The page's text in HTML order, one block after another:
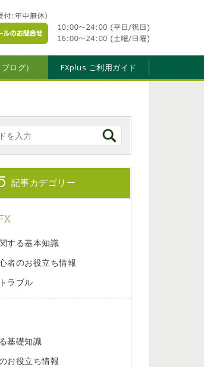
ログ） FXplus ご利用ガイド
記事カデゴリー
する基本知識
者のお役立ち情報
ラブル
基礎知識
お役立ち情報